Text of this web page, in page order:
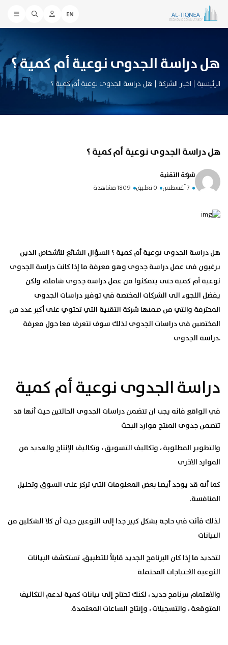
EN
هل دراسة الجدوى نوعية أم كمية ؟
الرئيسية | اخبار الشركة | هل دراسة الجدوى نوعية أم كمية ؟
هل دراسة الجدوى نوعية أم كمية ؟
شركة التقنية
7 أغسطس 0 تعليق 1809 مشاهدة
هل دراسة الجدوى نوعية أم كمية ؟ السؤال الشائع للأشخاص الذين
يرغبون فى عمل دراسة جدوى وهو معرفة ما إذا كانت دراسة الجدوى
نوعية أم كمية حتى يتمكنوا من عمل دراسة جدوى شاملة، ولكن
يفضل اللجوء الى الشركات المختصة في توفير دراسات الجدوى
المحترفة والتي من ضمنها شركة التقنية التي تحتوي على أكبر عدد من
المختصين في دراسات الجدوى لذلك سوف نتعرف معا حول معرفة
دراسة الجدوى.
دراسة الجدوى نوعية أم كمية
في الواقع فانه يجب ان تتضمن دراسات الجدوى الحالتين حيث أنها قد
تتضمن جدوى المنتج موارد البحث
والتطوير المطلوبة ، وتكاليف التسويق ، وتكاليف الإنتاج والعديد من
الموارد الأخرى
كما أنه قد يوجد أيضا بعض المعلومات التي تركز على السوق وتحليل
المنافسة.
لذلك فأنت في حاجة بشكل كبير جدا إلى النوعين حيث أن كلا الشكلين من
البيانات
لتحديد ما إذا كان البرنامج الجديد قابلاً للتطبيق. تستكشف البيانات
النوعية الاحتياجات المحتملة
والاهتمام ببرنامج جديد ، لكنك تحتاج إلى بيانات كمية لدعم التكاليف
المتوقعة ، والتسجيلات ، وإنتاج الساعات المعتمدة.